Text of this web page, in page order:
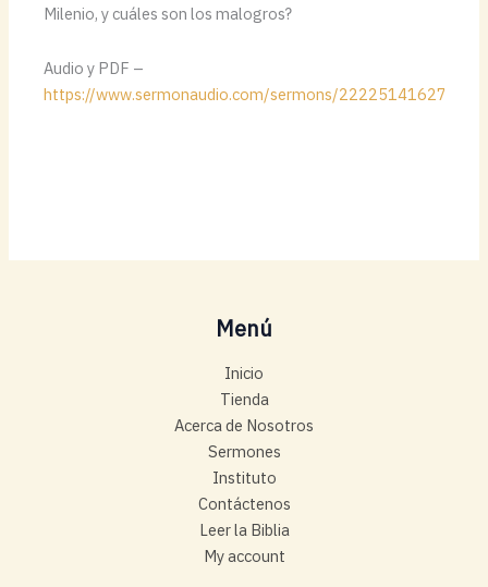
Milenio, y cuáles sonlos malogros?
Audio y PDF –
https://www.sermonaudio.com/sermons/22225141627582
Menú
Inicio
Tienda
Acerca de Nosotros
Sermones
Instituto
Contáctenos
Leer la Biblia
My account